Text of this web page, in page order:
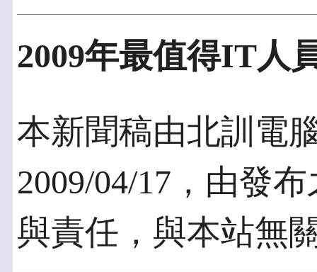
2009年最值得IT人
本新聞稿由北訓電
2009/04/17，由發
與責任，與本站無